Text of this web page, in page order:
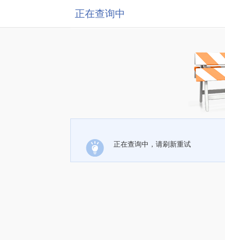
正在查询中
正在查询中，请刷新重试